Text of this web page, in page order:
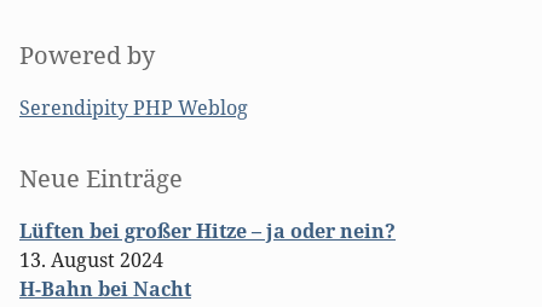
Powered by
Serendipity PHP Weblog
Seitenleiste
Neue Einträge
Lüften bei großer Hitze – ja oder nein?
13. August 2024
H-Bahn bei Nacht